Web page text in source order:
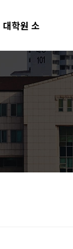
대학원 소
개
원장 인사말
혁
교육목표 및 현황
재학생 및 졸업생 현황